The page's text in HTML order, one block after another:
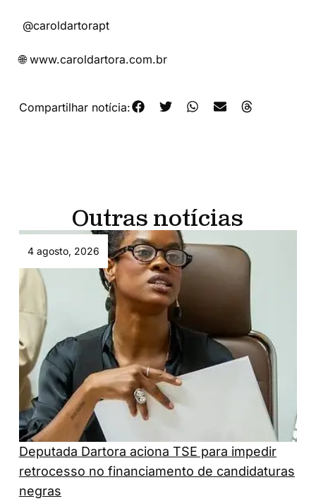
@caroldartorapt
🌐 www.caroldartora.com.br
Compartilhar notícia:
Outras notícias
4 agosto, 2026
Deputada Dartora aciona TSE para impedir
retrocesso no financiamento de candidaturas
negras